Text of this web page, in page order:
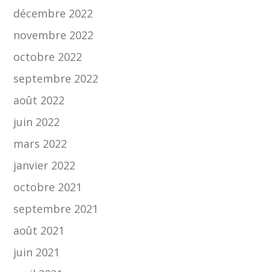
décembre 2022
novembre 2022
octobre 2022
septembre 2022
août 2022
juin 2022
mars 2022
janvier 2022
octobre 2021
septembre 2021
août 2021
juin 2021